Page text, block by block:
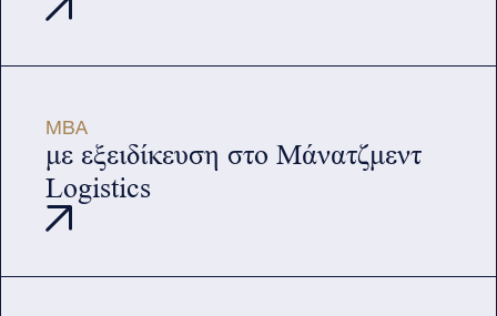
MBA
με εξειδίκευση στο Μάνατζμεντ
Logistics